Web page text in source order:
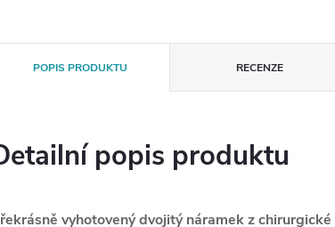
POPIS PRODUKTU RECENZE
popis produktu
vyhotovený dvojitý náramek z chirurgické